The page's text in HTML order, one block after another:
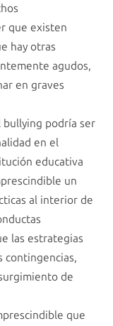
que existen
hay otras
agudos,
en graves
bullying podría ser
en el
educativa
un
al interior de
las estrategias
contingencias,
de
que